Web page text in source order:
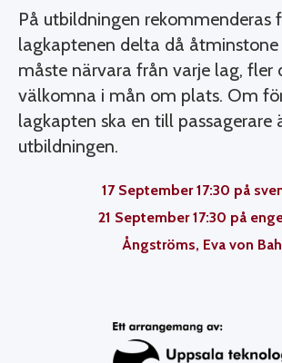
På utbildningen rekommenderas
lagkaptenen delta då
måste närvara från varje lag, fler
välkomna i mån om plats. Om
lagkapten ska en till passagerare
utbildningen.
17 September 17:30 på
21 September 17:30 på
Ångströms, Eva von